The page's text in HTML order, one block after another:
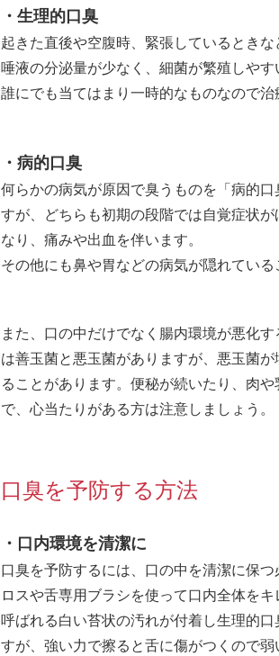
・生理的口臭
起きた直後や空腹時、緊張しているとき
唾液の分泌量が少なく、細菌が繁殖しや
誰にでも当てはまり一時的なものなので治
・病的口臭
何らかの病気が原因で臭うものを「病的
すが、どちらも初期の段階では自覚症状
なり、痛みや出血を伴います。
その他にも鼻や胃などの病気が隠れている
また、口の中だけでなく腸内環境が悪化
は善玉菌と悪玉菌がありますが、悪玉菌
ることがあります。便秘が続いたり、肉
で、心当たりがある方は注意しましょう。
口臭を予防する方法
・口内環境を清潔に
口臭を予防するには、口の中を清潔に保
ロスや舌専用ブラシを使って口内全体を
呼ばれる白い苔状の汚れが付着し生理的
すが、強い力で擦ると舌に傷がつくので